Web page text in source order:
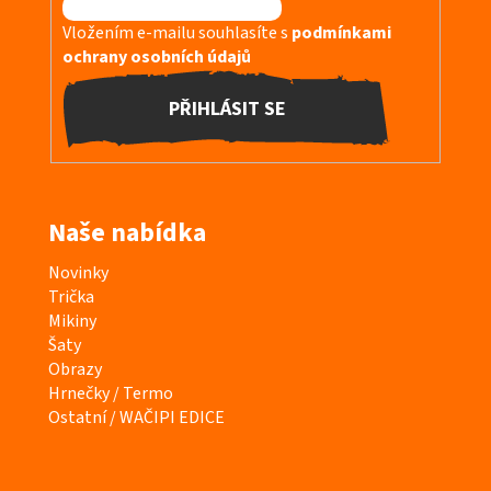
Vložením e-mailu souhlasíte s podmínkami
ochrany osobních údajů
PŘIHLÁSIT SE
Naše nabídka
K
a
t
e
g
o
r
Novinky
Trička
Mikiny
Šaty
Obrazy
Hrnečky / Termo
Ostatní / WAČIPI EDICE